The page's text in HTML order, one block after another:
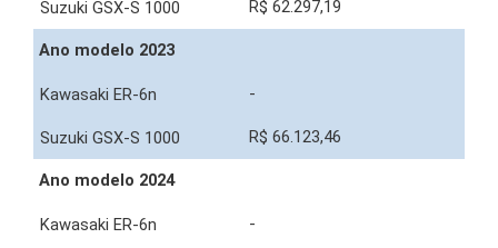
R$ 62.297,19
Ano modelo 2023
-
R$ 66.123,46
Ano modelo 2024
-